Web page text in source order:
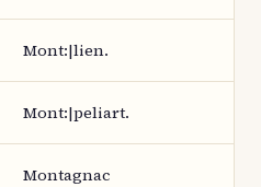
Mont:|lien.
Mont:|peliart.
Montagnac